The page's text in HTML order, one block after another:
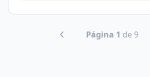
Página 1 de 9